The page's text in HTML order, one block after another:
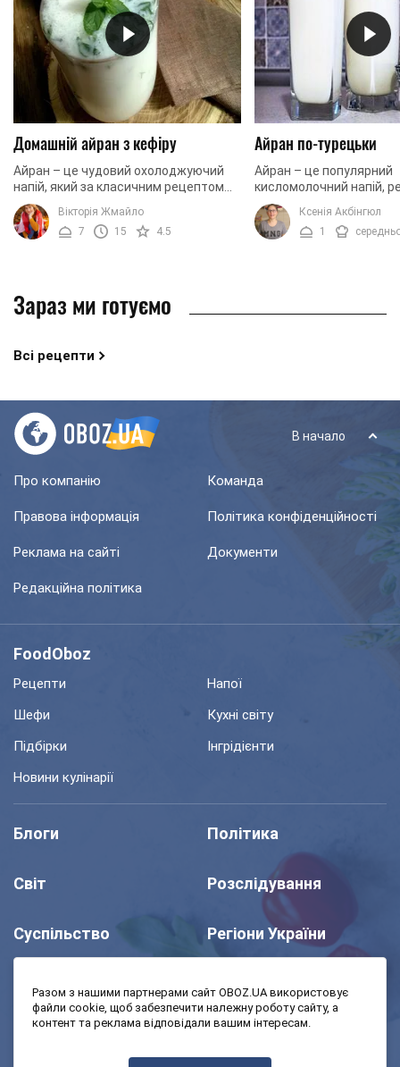
Домашній айран з кефіру
Айран – це чудовий охолоджуючий
напій, який за класичним рецептом
готують на основі йогурту та води. Як
правило, сюди також додають сіль
та за ...
Вікторія Жмайло
7
15 4.5
Айран по-турецьки
Айран – це популярний
кисломолочний напій,
виник у тюркських
ми пропонуємо вам
айран за класичним ...
Ксенія Акбінгюл
1
Зараз ми готуємо
Всі рецепти
В начало
Про компанію Команда
Правова інформація Політика конфіденційності
Реклама на сайті Документи
Редакційна політика
FoodOboz
Рецепти
Напої
Шефи
Кухні світу
Підбірки
Інгрідієнти
Новини кулінарії
Блоги Політика
Світ Розслідування
Суспільство Регіони України
Моя школа
Разом з нашими партнерами сайт OBOZ.UA використовує
файли cookie, щоб забезпечити належну роботу сайту, а
контент та реклама відповідали вашим інтересам.